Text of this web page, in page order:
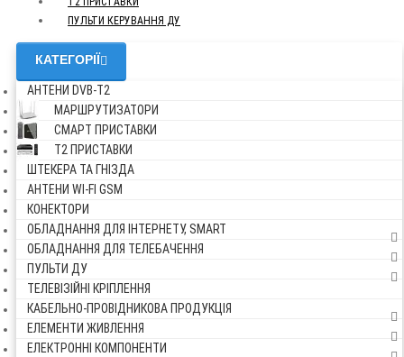
ПУЛЬТИ КЕРУВАННЯ ДУ
КАТЕГОРІЇ
АНТЕНИ DVB-Т2
МАРШРУТИЗАТОРИ
СМАРТ ПРИСТАВКИ
Т2 ПРИСТАВКИ
ШТЕКЕРА ТА ГНІЗДА
АНТЕНИ WI-FI GSM
КОНЕКТОРИ
ОБЛАДНАННЯ ДЛЯ ІНТЕРНЕТУ, SMART
ОБЛАДНАННЯ ДЛЯ ТЕЛЕБАЧЕННЯ
ПУЛЬТИ ДУ
ТЕЛЕВІЗІЙНІ КРІПЛЕННЯ
КАБЕЛЬНО-ПРОВІДНИКОВА ПРОДУКЦІЯ
ЕЛЕМЕНТИ ЖИВЛЕННЯ
ЕЛЕКТРОННІ КОМПОНЕНТИ